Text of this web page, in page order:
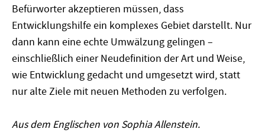
Befürworter akzeptieren müssen, dass
Entwicklungshilfe ein komplexes Gebiet darstellt. Nur
dann kann eine echte Umwälzung gelingen –
einschließlich einer Neudefinition der Art und Weise,
wie Entwicklung gedacht und umgesetzt wird, statt
nur alte Ziele mit neuen Methoden zu verfolgen.
Aus dem Englischen von Sophia Allenstein.